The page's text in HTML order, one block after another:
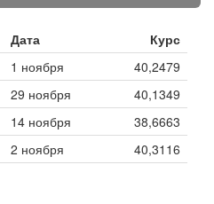
Дата
Курс
1 ноября
40,2479
29 ноября
40,1349
14 ноября
38,6663
2 ноября 40,3116